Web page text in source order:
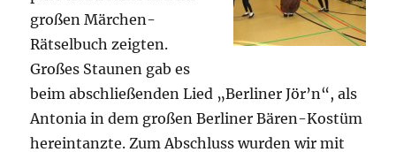
großen Märchen-
Rätselbuch zeigten.
Großes Staunen gab es
beim abschließenden Lied „Berliner Jör’n“, als
Antonia in dem großen Berliner Bären-Kostüm
hereintanzte. Zum Abschluss wurden wir mit